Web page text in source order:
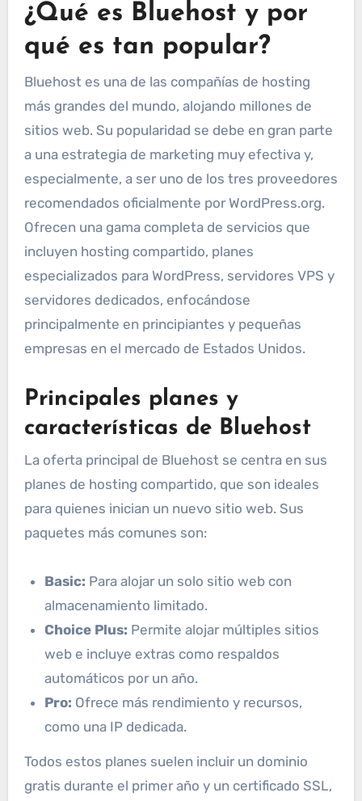
¿Qué es Bluehost y por
qué es tan popular?
Bluehost es una de las compañías de hosting
más grandes del mundo, alojando millones de
sitios web. Su popularidad se debe en gran parte
a una estrategia de marketing muy efectiva y,
especialmente, a ser uno de los tres proveedores
recomendados oficialmente por WordPress.org.
Ofrecen una gama completa de servicios que
incluyen hosting compartido, planes
especializados para WordPress, servidores VPS y
servidores dedicados, enfocándose
principalmente en principiantes y pequeñas
empresas en el mercado de Estados Unidos.
Principales planes y
características de Bluehost
La oferta principal de Bluehost se centra en sus
planes de hosting compartido, que son ideales
para quienes inician un nuevo sitio web. Sus
paquetes más comunes son:
Basic: Para alojar un solo sitio web con
almacenamiento limitado.
Choice Plus: Permite alojar múltiples sitios
web e incluye extras como respaldos
automáticos por un año.
Pro: Ofrece más rendimiento y recursos,
como una IP dedicada.
Todos estos planes suelen incluir un dominio
gratis durante el primer año y un certificado SSL,